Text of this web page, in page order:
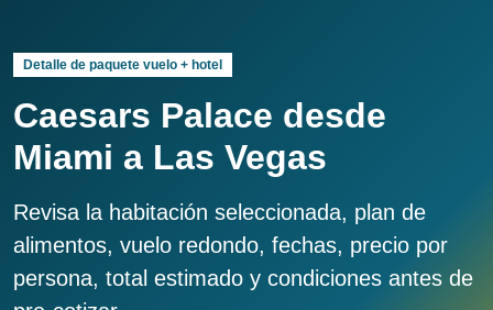
Detalle de paquete vuelo + hotel
Caesars Palace desde
Miami a Las Vegas
Revisa la habitación seleccionada, plan de
alimentos, vuelo redondo, fechas, precio por
persona, total estimado y condiciones antes de